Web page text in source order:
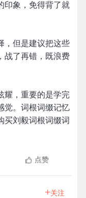
印象，免得背了就
，但是建议把这些
战了再错，既浪费
耀，重要的是学完
觉。词根词缀记忆
买刘毅词根词缀词
点赞
+关注